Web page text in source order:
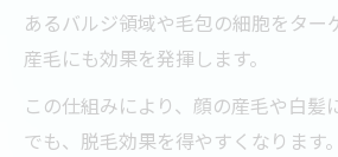
あるバルジ領域や毛包の細胞をター
産毛にも効果を発揮します。
この仕組みにより、顔の産毛や白髪
でも、脱毛効果を得やすくなります